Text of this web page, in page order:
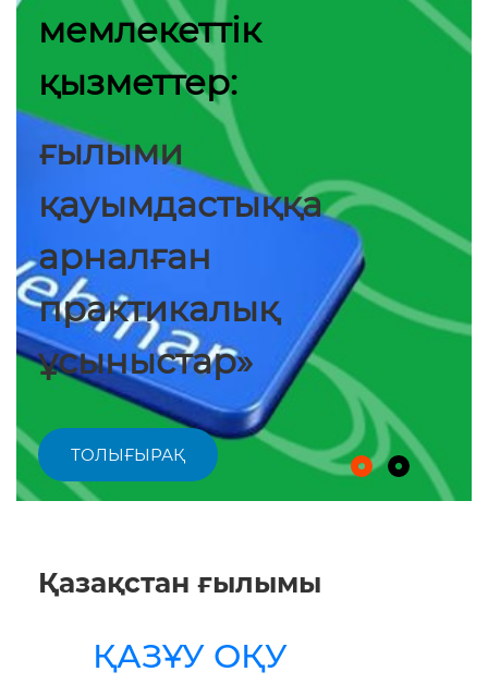
мемлекеттік
қызметтер:
ғылыми
қауымдастыққа
арналған
практикалық
ұсыныстар»
ТОЛЫҒЫРАҚ
Қазақстан ғылымы
ҚАЗҰУ ОҚУ